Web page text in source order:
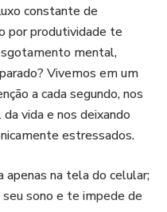
constante de
por produtividade te
mental,
Vivemos em um
a cada segundo, nos
vida e nos deixando
estressados.
apenas na tela do celular;
sono e te impede de